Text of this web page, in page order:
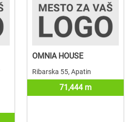
OMNIA HOUSE
Ribarska 55, Apatin
71,444 m